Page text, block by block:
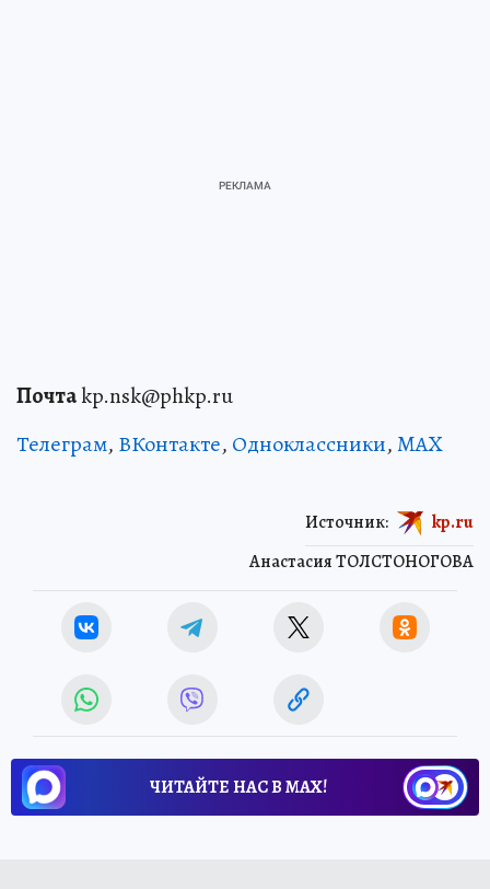
Почтаkp.nsk@phkp.ru
Телеграм, ВКонтакте, Одноклассники,MAX
Анастасия ТОЛСТОНОГОВА
Источник: kp.ru
ЧИТАЙТЕ НАС В МАХ!